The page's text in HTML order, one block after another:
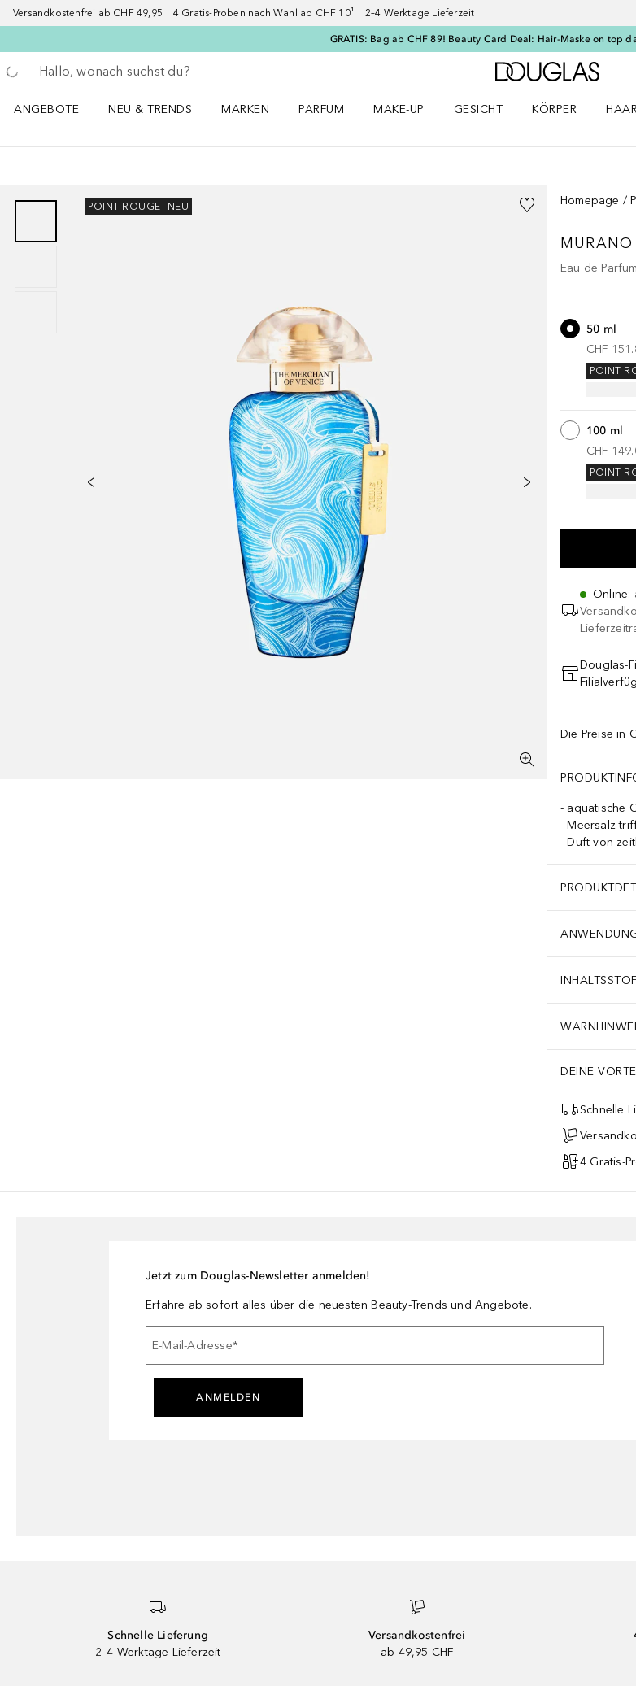
Versandkostenfrei ab CHF 49,95 4 Gratis-Proben nach Wahl ab CHF 10¹ 2–4 Werktage Lieferzeit
GRATIS: Bag ab CHF 89! Beauty Card Deal: Hair-Maske on top
Gehe zurück
Suche ausführen
Zur
ANGEBOTE
NEU & TRENDS
MARKEN
PARFUM
MAKE-UP
GESICHT
KÖRPER
NEU
POINT ROUGE Homepage
Eau de Parfum
50 ml
CHF
POINT
100 ml
CHF
POINT
Online:
Douglas-
Die Preise in
aquatische
Meersalz
Duft von
DEINE
Schnelle
4 Gratis-
Jetzt zum Douglas-Newsletter anmelden!
Erfahre ab sofort alles über die neuesten Beauty-Trends und Angebote.
E-Mail-Adresse*
ANMELDEN
Schnelle Lieferung
2–4 Werktage Lieferzeit
Versandkostenfrei
ab 49,95 CHF